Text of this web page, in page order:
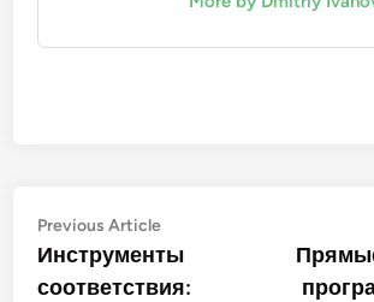
Post
navigation
Previous ArticlePrevious
article:
Инструменты
соответствия: